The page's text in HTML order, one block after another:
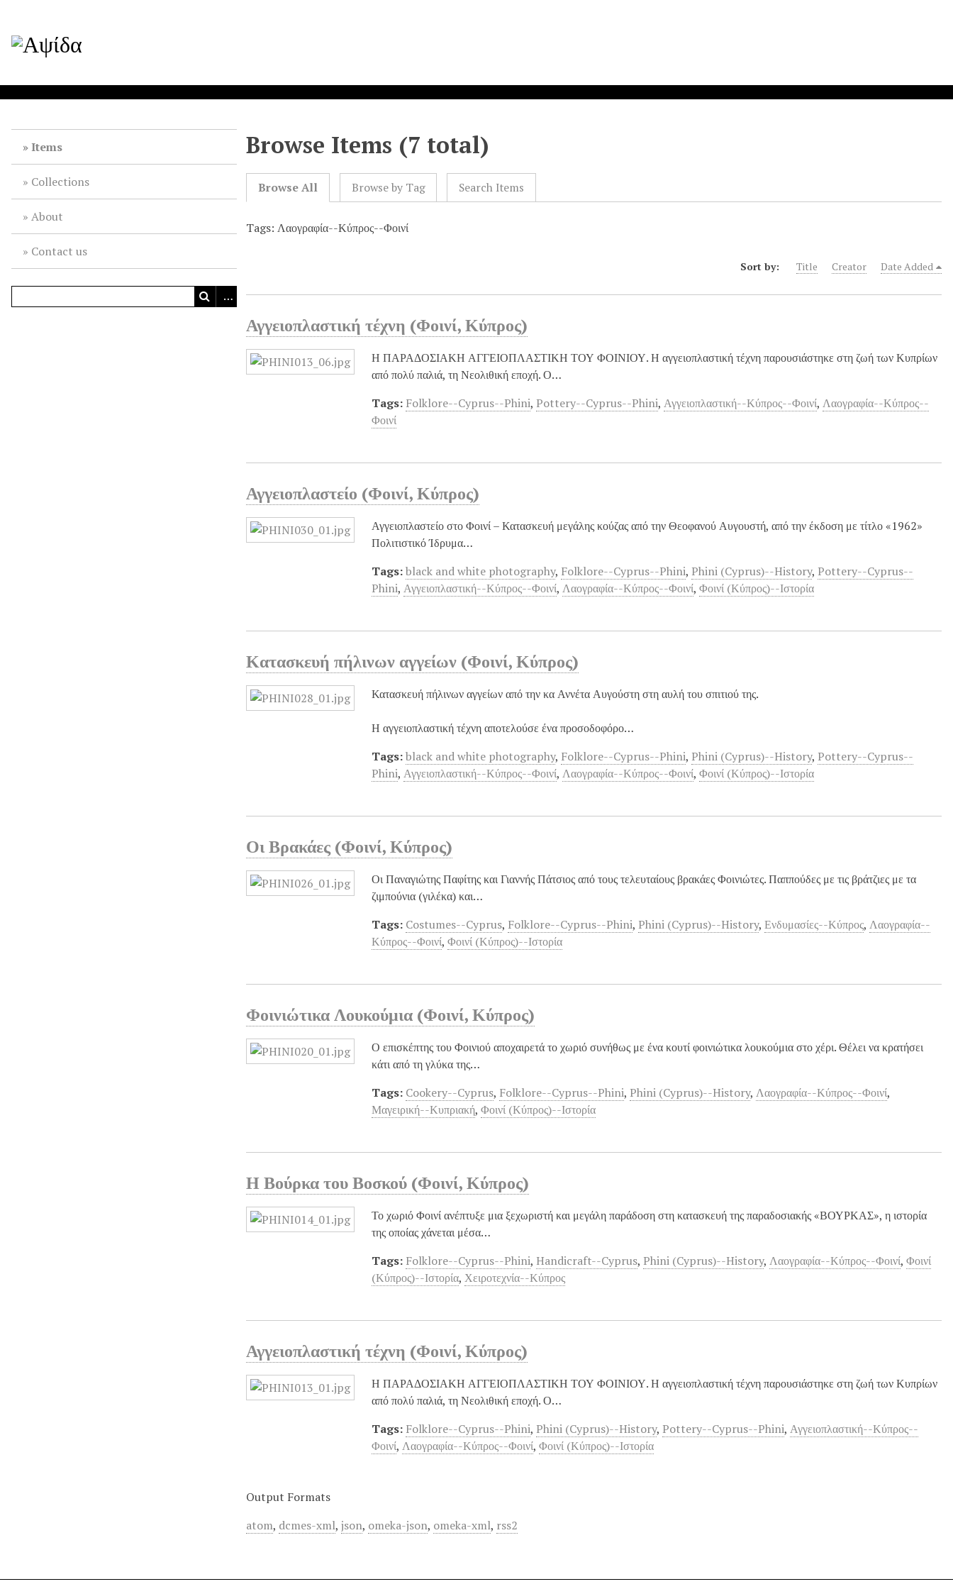
Items
Collections
About
Contact us
Browse Items (7 total)
Browse All Browse by Tag Search Items
Tags: Λαογραφία--Κύπρος--Φοινί
Sort by: Title Creator Date Added
Αγγειοπλαστική τέχνη (Φοινί, Κύπρος)
Η ΠΑΡΑΔΟΣΙΑΚΗ ΑΓΓΕΙΟΠΛΑΣΤΙΚΗ ΤΟΥ ΦΟΙΝΙΟΥ. Η αγγειοπλαστική τέχνη παρουσιάστηκε στη ζωή των Κυπρίων
από πολύ παλιά, τη Νεολιθική εποχή. Ο…
Tags: Folklore--Cyprus--Phini, Pottery--Cyprus--Phini,Αγγειοπλαστική--Κύπρος--Φοινί,Λαογραφία--Κύπρος--
Φοινί
Αγγειοπλαστείο (Φοινί, Κύπρος)
Αγγειοπλαστείο στο Φοινί – Κατασκευή μεγάλης κούζας από την Θεοφανού Αυγουστή, από την έκδοση με τίτλο «1962»
Πολιτιστικό Ίδρυμα…
Tags: black and white photography, Folklore--Cyprus--Phini, Phini (Cyprus)--History, Pottery--Cyprus--
Phini,Αγγειοπλαστική--Κύπρος--Φοινί,Λαογραφία--Κύπρος--Φοινί,Φοινί (Κύπρος)--Ιστορία
Κατασκευή πήλινων αγγείων (Φοινί, Κύπρος)
Κατασκευή πήλινων αγγείων από την κα Αννέτα Αυγούστη στη αυλή του σπιτιού της.
Η αγγειοπλαστική τέχνη αποτελούσε ένα προσοδοφόρο…
Tags: black and white photography, Folklore--Cyprus--Phini, Phini (Cyprus)--History, Pottery--Cyprus--
Phini,Αγγειοπλαστική--Κύπρος--Φοινί,Λαογραφία--Κύπρος--Φοινί,Φοινί (Κύπρος)--Ιστορία
Οι Βρακάες (Φοινί, Κύπρος)
Οι Παναγιώτης Παφίτης και Γιαννής Πάτσιος από τους τελευταίους βρακάες Φοινιώτες. Παππούδες με τις βράτζιες με τα
ζιμπούνια (γιλέκα) και…
Tags: Costumes--Cyprus, Folklore--Cyprus--Phini, Phini (Cyprus)--History,Ενδυμασίες--Κύπρος,Λαογραφία--
Κύπρος--Φοινί,Φοινί (Κύπρος)--Ιστορία
Φοινιώτικα Λουκούμια (Φοινί, Κύπρος)
Ο επισκέπτης του Φοινιού αποχαιρετά το χωριό συνήθως με ένα κουτί φοινιώτικα λουκούμια στο χέρι. Θέλει να κρατήσει
κάτι από τη γλύκα της…
Tags: Cookery--Cyprus, Folklore--Cyprus--Phini, Phini (Cyprus)--History,Λαογραφία--Κύπρος--Φοινί,
Μαγειρική--Κυπριακή,Φοινί (Κύπρος)--Ιστορία
Η Βούρκα του Βοσκού (Φοινί, Κύπρος)
Το χωριό Φοινί ανέπτυξε μια ξεχωριστή και μεγάλη παράδοση στη κατασκευή της παραδοσιακής «ΒΟΥΡΚΑΣ», η ιστορία
της οποίας χάνεται μέσα…
Tags: Folklore--Cyprus--Phini, Handicraft--Cyprus, Phini (Cyprus)--History,Λαογραφία--Κύπρος--Φοινί,Φοινί
(Κύπρος)--Ιστορία,Χειροτεχνία--Κύπρος
Αγγειοπλαστική τέχνη (Φοινί, Κύπρος)
Η ΠΑΡΑΔΟΣΙΑΚΗ ΑΓΓΕΙΟΠΛΑΣΤΙΚΗ ΤΟΥ ΦΟΙΝΙΟΥ. Η αγγειοπλαστική τέχνη παρουσιάστηκε στη ζωή των Κυπρίων
από πολύ παλιά, τη Νεολιθική εποχή. Ο…
Tags: Folklore--Cyprus--Phini, Phini (Cyprus)--History, Pottery--Cyprus--Phini,Αγγειοπλαστική--Κύπρος--
Φοινί,Λαογραφία--Κύπρος--Φοινί,Φοινί (Κύπρος)--Ιστορία
Output Formats
atom, dcmes-xml,json, omeka-json, omeka-xml, rss2